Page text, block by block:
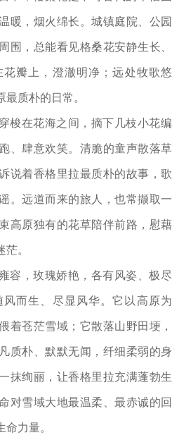
暖，烟火绵长。城镇庭院、公园
围，总能看见格桑花安静生长、
瓣上，澄澈明净；远处牧歌悠
质朴的日常。
梭在花海之间，摘下几枝小花编
、肆意欢笑。清脆的童声散落草
说着香格里拉最质朴的故事，歌
。远道而来的旅人，也常撷取一
高原独有的花草陪伴前路，慰藉
。
容，玫瑰娇艳，各有风姿、极尽
而生、尽显风华。它以高原为
着苍茫雪域；它散落山野田埂，
质朴、默默无闻，纤细柔弱的身
抹绚丽，让香格里拉充满蓬勃生
对雪域大地最温柔、最赤诚的回
力量。